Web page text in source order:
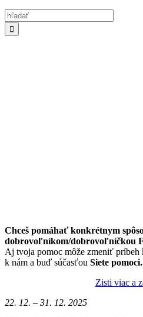
Hľadať:
Chceš pomáhať konkrétnym
dobrovoľníkom/dobrovoľníčkou
Aj tvoja pomoc môže zmeniť príbeh
k nám a buď súčasťou Siete pomoci.
Zisti viac a
22. 12. – 31. 12. 2025